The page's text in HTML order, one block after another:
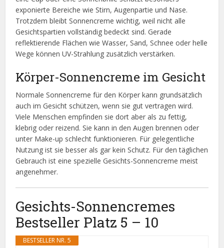
exponierte Bereiche wie Stirn, Augenpartie und Nase.
Trotzdem bleibt Sonnencreme wichtig, weil nicht alle
Gesichtspartien vollständig bedeckt sind. Gerade
reflektierende Flächen wie Wasser, Sand, Schnee oder helle
Wege können UV-Strahlung zusätzlich verstärken.
Körper-Sonnencreme im Gesicht
Normale Sonnencreme für den Körper kann grundsätzlich
auch im Gesicht schützen, wenn sie gut vertragen wird.
Viele Menschen empfinden sie dort aber als zu fettig,
klebrig oder reizend. Sie kann in den Augen brennen oder
unter Make-up schlecht funktionieren. Für gelegentliche
Nutzung ist sie besser als gar kein Schutz. Für den täglichen
Gebrauch ist eine spezielle Gesichts-Sonnencreme meist
angenehmer.
Gesichts-Sonnencremes
Bestseller Platz 5 – 10
BESTSELLER NR. 5